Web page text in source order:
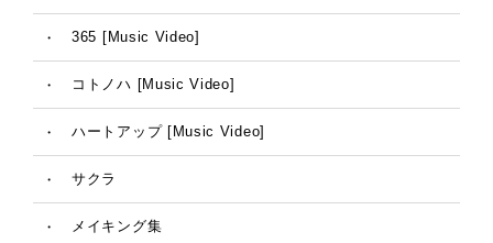
・ 365 [Music Video]
・ コトノハ [Music Video]
・ ハートアップ [Music Video]
・ サクラ
・ メイキング集